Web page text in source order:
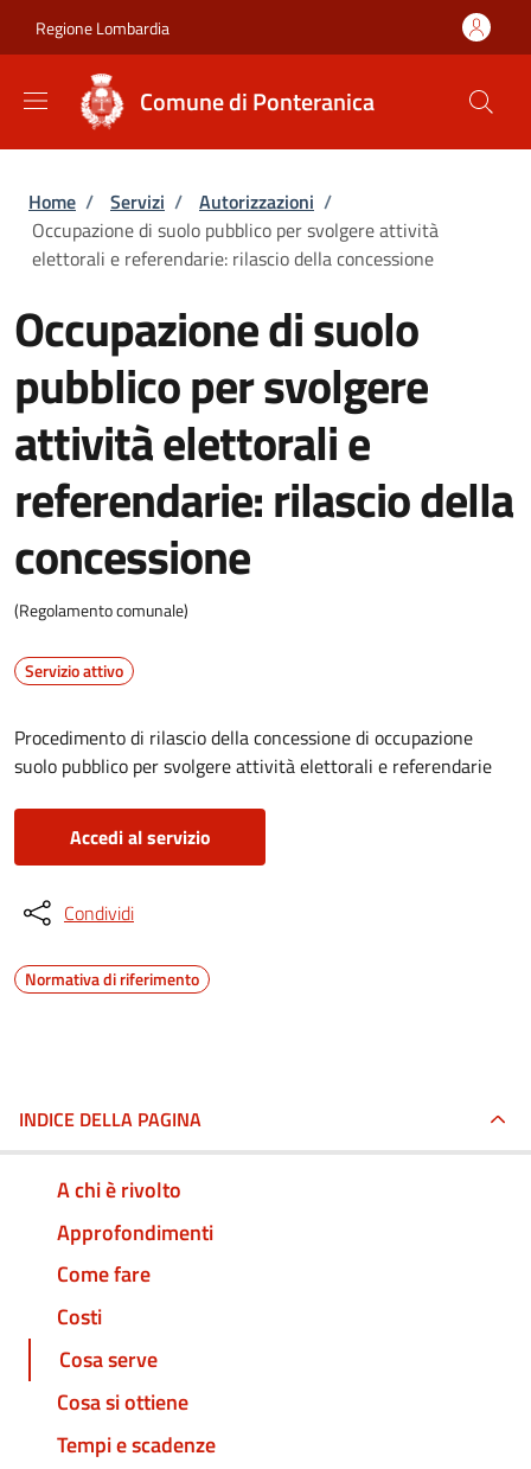
Regione Lombardia
Comune di Ponteranica
Briciole di pane
Home / Servizi / Autorizzazioni /
Occupazione di suolo pubblico per svolgere attività
elettorali e referendarie: rilascio della concessione
Occupazione di suolo
pubblico per svolgere
attività elettorali e
referendarie: rilascio della
concessione
(Regolamento comunale)
Servizio attivo
Procedimento di rilascio della concessione di occupazione
suolo pubblico per svolgere attività elettorali e referendarie
Accedi al servizio
Condividi
Normativa di riferimento
INDICE DELLA PAGINA
A chi è rivolto
Approfondimenti
Come fare
Costi
Cosa serve
Cosa si ottiene
Tempi e scadenze